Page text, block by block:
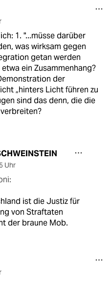
1. "...müsse darüber
was wirksam gegen
getan werden
ein Zusammenhang?
der
„hinters Licht führen zu
sind das denn, die die
Uhr
ist die Justiz für
von Straftaten
der braune Mob.